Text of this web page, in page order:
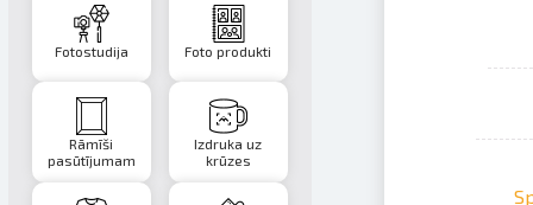
Fotostudija Foto produkti
Rāmīši
pasūtījumam
Izdruka uz
krūzes